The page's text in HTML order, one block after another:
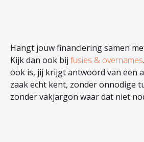
Hangt jouw financiering samen
Kijk dan ook bij fusies & overnames
ook is, jij krijgt antwoord van een
zaak echt kent, zonder onnodige
zonder vakjargon waar dat niet